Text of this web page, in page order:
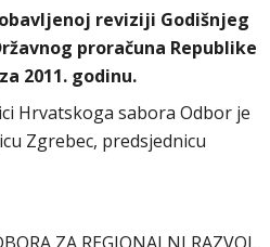
reviziji Godišnjeg
proračuna Republike
2011. godinu.
Hrvatskoga sabora Odbor je
Zgrebec, predsjednicu